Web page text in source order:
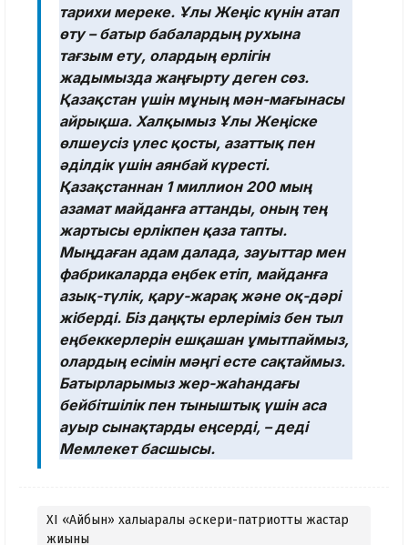
тарихи мереке. Ұлы Жеңіс күнін атап
өту – батыр бабалардың рухына
тағзым ету, олардың ерлігін
жадымызда жаңғырту деген сөз.
Қазақстан үшін мұның мән-мағынасы
айрықша. Халқымыз Ұлы Жеңіске
өлшеусіз үлес қосты, азаттық пен
әділдік үшін аянбай күресті.
Қазақстаннан 1 миллион 200 мың
азамат майданға аттанды, оның тең
жартысы ерлікпен қаза тапты.
Мыңдаған адам далада, зауыттар мен
фабрикаларда еңбек етіп, майданға
азық-түлік, қару-жарақ және оқ-дәрі
жіберді. Біз даңқты ерлеріміз бен тыл
еңбеккерлерін ешқашан ұмытпаймыз,
олардың есімін мәңгі есте сақтаймыз.
Батырларымыз жер-жаһандағы
бейбітшілік пен тыныштық үшін аса
ауыр сынақтарды еңсерді, – деді
Мемлекет басшысы.
XI «Айбын» халықаралық әскери-патриоттық жастар
жиыны